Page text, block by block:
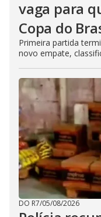
vaga para
Copa do
Primeira partida
novo empate,
DO R7/05/08/2026